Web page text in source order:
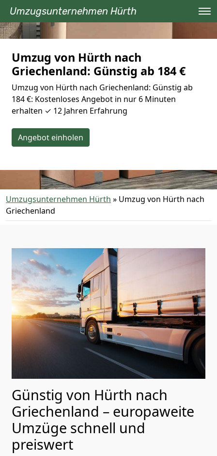
Umzugsunternehmen Hürth
Umzug von Hürth nach
Griechenland: Günstig ab 184 €
Umzug von Hürth nach Griechenland: Günstig ab
184 €: Kostenloses Angebot in nur 6 Minuten
erhalten ✓ 12 Jahren Erfahrung
Angebot einholen
Umzugsunternehmen Hürth » Umzug von Hürth nach
Griechenland
Günstig von Hürth nach
Griechenland – europaweite
Umzüge schnell und
preiswert